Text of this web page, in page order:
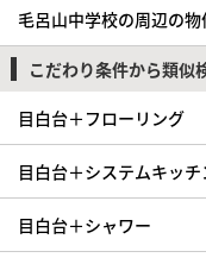
毛呂山中学校の周辺の物
こだわり条件から類似
目白台＋フローリング
目白台＋システムキッチ
目白台＋シャワー